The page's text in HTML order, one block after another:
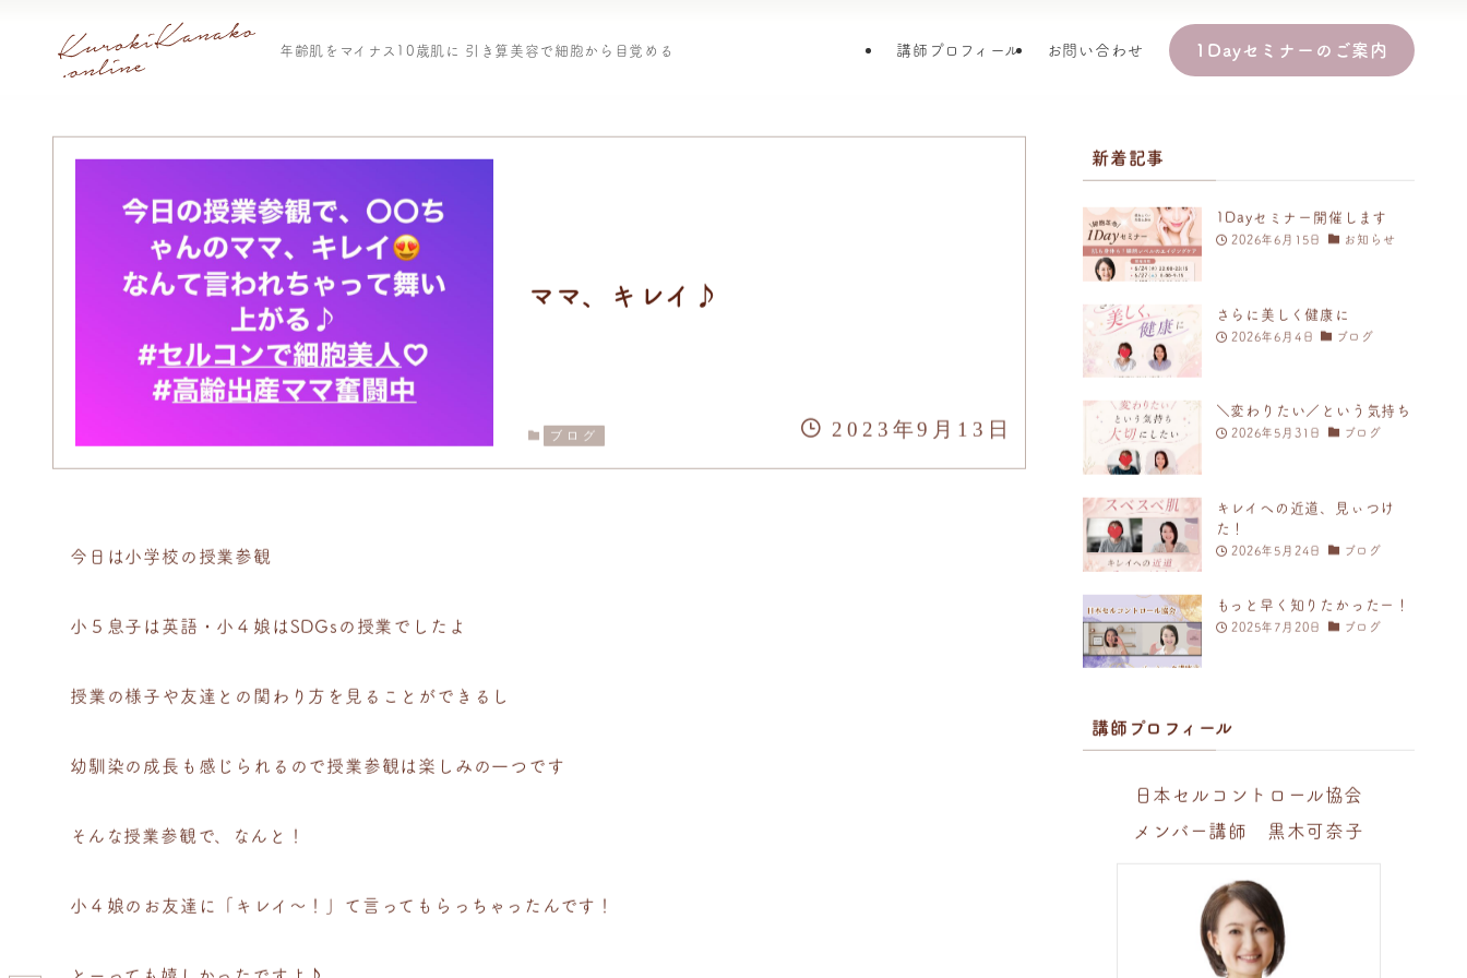
年齢肌をマイナス10歳肌に 引き算美容で細胞から目覚める 講師プロフィール お問い合わせ 1Dayセミナーのご案内
ママ、キレイ♪
ブログ 2023年9月13日
今日は小学校の授業参観
小５息子は英語・小４娘はSDGsの授業でしたよ
授業の様子や友達との関わり方を見ることができるし
幼馴染の成長も感じられるので授業参観は楽しみの一つです
そんな授業参観で、なんと！
小４娘のお友達に「キレイ～！」て言ってもらっちゃったんです！
新着記事
1Dayセミナー開催します
2026年6月15日 お知らせ
さらに美しく健康に
2026年6月4日 ブログ
＼変わりたい／という気持ち
2026年5月31日 ブログ
キレイへの近道、見ぃつけ
た！
2026年5月24日 ブログ
もっと早く知りたかったー！
2025年7月20日 ブログ
講師プロフィール
日本セルコントロール協会
メンバー講師 黒木可奈子